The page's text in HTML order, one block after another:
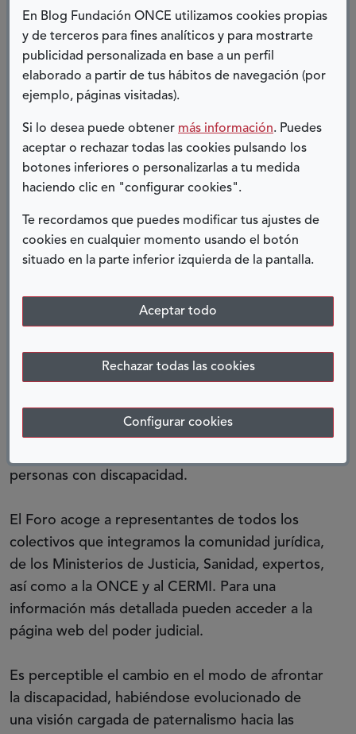
En Blog Fundación ONCE utilizamos cookies propias
y de terceros para fines analíticos y para mostrarte
publicidad personalizada en base a un perfil
elaborado a partir de tus hábitos de navegación (por
ejemplo, páginas visitadas).
Si lo desea puede obtener más información. Puedes
aceptar o rechazar todas las cookies pulsando los
botones inferiores o personalizarlas a tu medida
haciendo clic en "configurar cookies".
Te recordamos que puedes modificar tus ajustes de
cookies en cualquier momento usando el botón
situado en la parte inferior izquierda de la pantalla.
Aceptar todo
Rechazar todas las cookies
Configurar cookies
XXI
, siendo, precisamente, su principal valor el
de haber situado lo referente a la discapacidad
en el terreno de los derechos humanos. Ello
permite una conexión inmediata con el papel del
juez, ya que el juez resultante de nuestra
Constitución de 1978 es, ante todo y sobre
todo, el garante último de los derechos
humanos; siendo uno de sus papeles principales
el de garantizar que los derechos
meras declaraciones retóricas carentes de
contenido y efectividad.
Conscientes en el poder judicial de las barreras
con las que muchas personas se encuentran para
2003, en el seno delConsejo General del Poder
Judicial,elForo Justicia y Discapacidad, con la
finalidad básica de coordinar las instituciones
jurídicas del Estado para lograr una protección
personas con discapacidad.
El Foro acoge a representantes de todos los
colectivos que integramos la comunidad jurídica,
de los Ministerios de Justicia, Sanidad, expertos,
así como a la ONCE y al CERMI. Para una
información más detallada pueden acceder a la
página web del poder judicial.
Es perceptible el cambio en el modo de afrontar
la discapacidad, habiéndose evolucionado de
una visión cargada de paternalismo hacia las